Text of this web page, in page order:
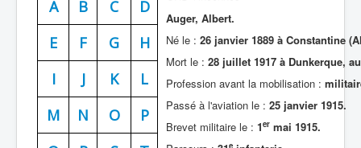
Organisation
Avions
Formation
Doctrines
A B C
D
E
F G
H
I
J K
L
M
N O
P
Auger, Albert.
Né le : 26 janvier 1889 à Constantine
Mort le : 28 juillet 1917 à Dunkerque,
Profession avant la mobilisation :
Passé à l'aviation le : 25 janvier 1915.
Brevet militaire le : 1er mai 1915.
e